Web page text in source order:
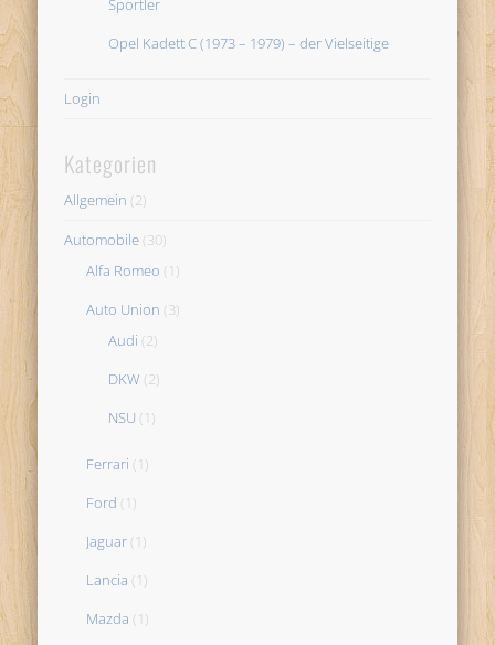
Sportler
Opel Kadett C (1973 – 1979) – der Vielseitige
Login
Kategorien
Allgemein (2)
Automobile (30)
Alfa Romeo (1)
Auto Union (3)
Audi (2)
DKW (2)
NSU (1)
Ferrari (1)
Ford (1)
Jaguar (1)
Lancia (1)
Mazda (1)